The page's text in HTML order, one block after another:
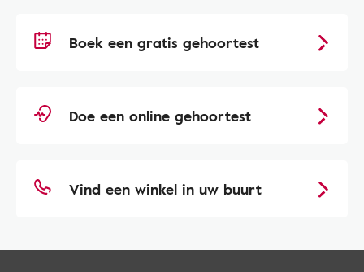
Boek een gratis gehoortest
Doe een online gehoortest
Vind een winkel in uw buurt